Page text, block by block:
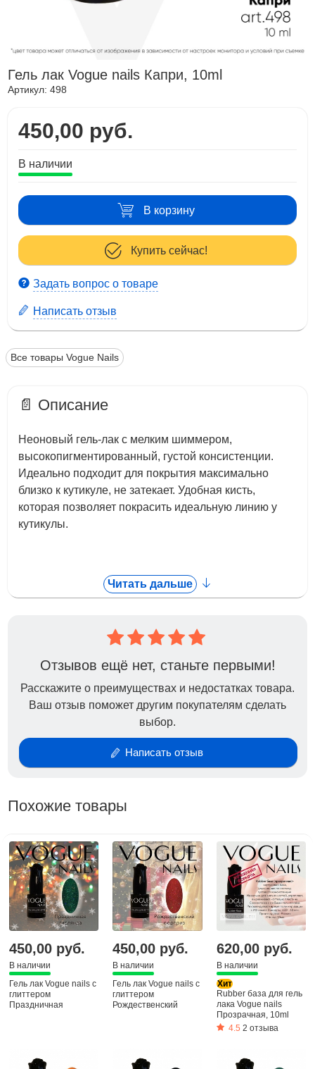
Гель лак Vogue nails Капри, 10ml
Артикул:498
450,00 руб.
В наличии
В корзину
Купить сейчас!
Задать вопрос о товаре
Написать отзыв
Все товары Vogue Nails
📄 Описание
Неоновый гель-лак с мелким шиммером,
высокопигментированный, густой консистенции.
Идеально подходит для покрытия максимально
близко к кутикуле, не затекает. Удобная кисть,
которая позволяет покрасить идеальную линию у
кутикулы.
Читать дальше
Отзывов ещё нет, станьте первыми!
Расскажите о преимуществах и недостатках товара.
Ваш отзыв поможет другим покупателям сделать
выбор.
Написать отзыв
Похожие товары
450,00 руб.
В наличии
Гель лак Vogue nails с
глиттером
Праздничная
450,00 руб.
В наличии
Гель лак Vogue nails с
глиттером
Рождественский
620,00 руб.
В наличии
Хит
Rubber база для гель
лака Vogue nails
Прозрачная, 10ml
4.5 2 отзыва